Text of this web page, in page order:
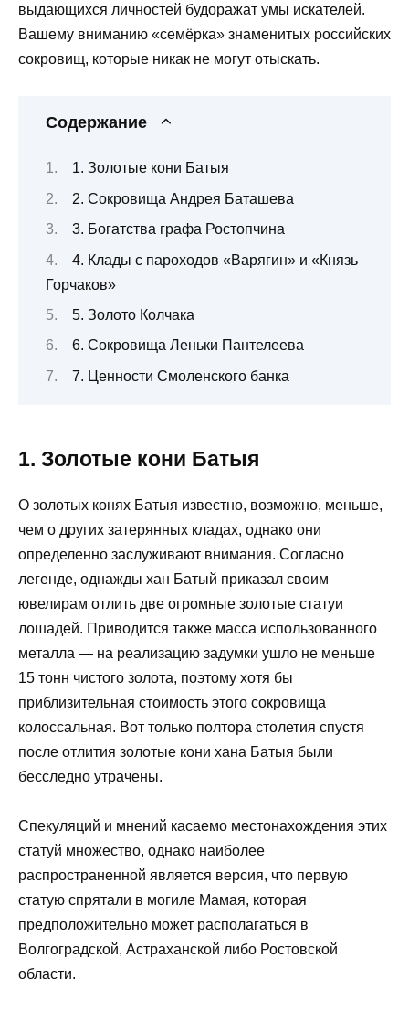
выдающихся личностей будоражат умы искателей.
Вашему вниманию «семёрка» знаменитых российских
сокровищ, которые никак не могут отыскать.
Содержание
1. Золотые кони Батыя
2. Сокровища Андрея Баташева
3. Богатства графа Ростопчина
4. Клады с пароходов «Варягин» и «Князь
Горчаков»
5. Золото Колчака
6. Сокровища Леньки Пантелеева
7. Ценности Смоленского банка
1. Золотые кони Батыя
О золотых конях Батыя известно, возможно, меньше,
чем о других затерянных кладах, однако они
определенно заслуживают внимания. Согласно
легенде, однажды хан Батый приказал своим
ювелирам отлить две огромные золотые статуи
лошадей. Приводится также масса использованного
металла — на реализацию задумки ушло не меньше
15 тонн чистого золота, поэтому хотя бы
приблизительная стоимость этого сокровища
колоссальная. Вот только полтора столетия спустя
после отлития золотые кони хана Батыя были
бесследно утрачены.
Спекуляций и мнений касаемо местонахождения этих
статуй множество, однако наиболее
распространенной является версия, что первую
статую спрятали в могиле Мамая, которая
предположительно может располагаться в
Волгоградской, Астраханской либо Ростовской
области.